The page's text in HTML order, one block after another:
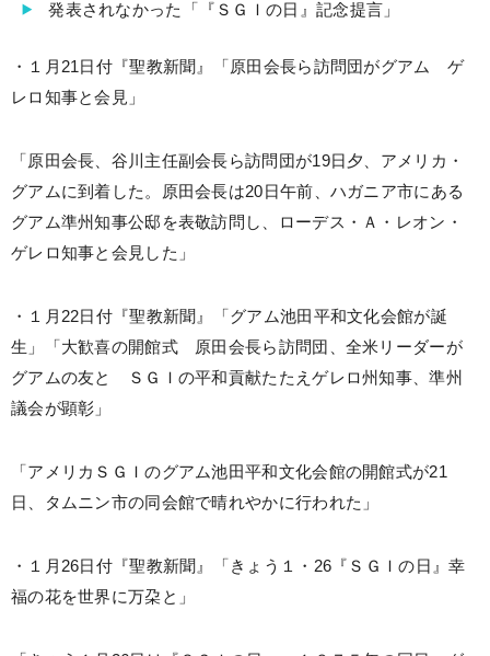
発表されなかった「『ＳＧＩの日』記念提言」
・１月21日付『聖教新聞』「原田会長ら訪問団がグアム ゲ
レロ知事と会見」
「原田会長、谷川主任副会長ら訪問団が19日夕、アメリカ・
グアムに到着した。原田会長は20日午前、ハガニア市にある
グアム準州知事公邸を表敬訪問し、ローデス・Ａ・レオン・
ゲレロ知事と会見した」
・１月22日付『聖教新聞』「グアム池田平和文化会館が誕
生」「大歓喜の開館式 原田会長ら訪問団、全米リーダーが
グアムの友と ＳＧＩの平和貢献たたえゲレロ州知事、準州
議会が顕彰」
「アメリカＳＧＩのグアム池田平和文化会館の開館式が21
日、タムニン市の同会館で晴れやかに行われた」
・１月26日付『聖教新聞』「きょう１・26『ＳＧＩの日』幸
福の花を世界に万朶と」